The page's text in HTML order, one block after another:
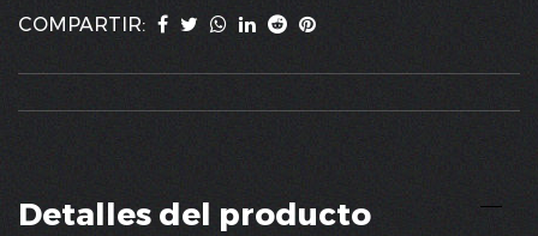
COMPARTIR:
Detalles del producto